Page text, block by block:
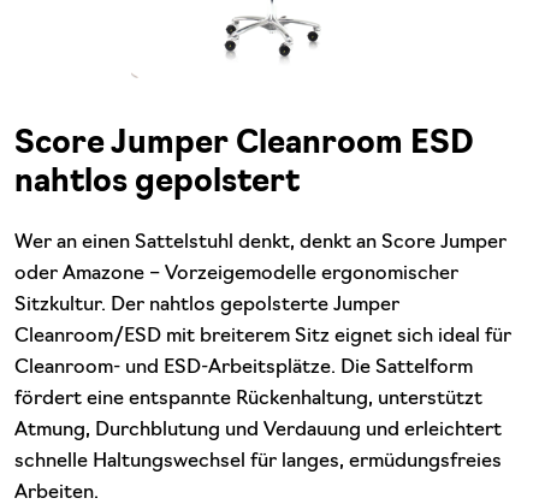
Score Jumper Cleanroom ESD
nahtlos gepolstert
Wer an einen Sattelstuhl denkt, denkt an Score Jumper
oder Amazone – Vorzeigemodelle ergonomischer
Sitzkultur. Der nahtlos gepolsterte Jumper
Cleanroom/ESD mit breiterem Sitz eignet sich ideal für
Cleanroom- und ESD-Arbeitsplätze. Die Sattelform
fördert eine entspannte Rückenhaltung, unterstützt
Atmung, Durchblutung und Verdauung und erleichtert
schnelle Haltungswechsel für langes, ermüdungsfreies
Arbeiten.